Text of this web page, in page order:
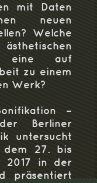
mit Daten
neuen
Welche
eine auf
zu einem
Werk?
–
Berliner
untersucht
dem 27. bis
2017 in der
präsentiert